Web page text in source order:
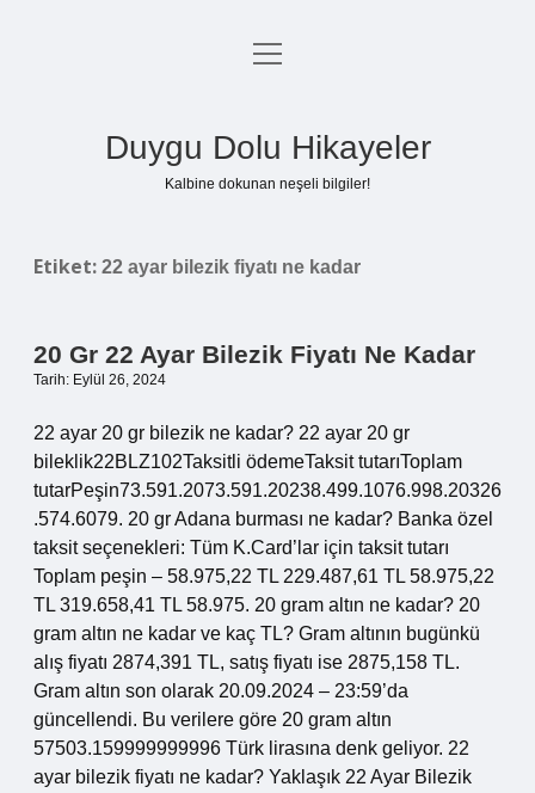
Anasayfa
menüyü
Duygu Dolu Hikayeler
Kalbine dokunan neşeli bilgiler!
Etiket: 22 ayar bilezik fiyatı ne kadar
20 Gr 22 Ayar Bilezik Fiyatı Ne Kadar
Tarih: Eylül 26, 2024
22 ayar 20 gr bilezik ne kadar? 22 ayar 20 gr
bileklik22BLZ102Taksitli ödemeTaksit tutarıToplam
tutarPeşin73.591.2073.591.20238.499.1076.998.20326
.574.6079. 20 gr Adana burması ne kadar? Banka özel
taksit seçenekleri: Tüm K.Card’lar için taksit tutarı
Toplam peşin – 58.975,22 TL 229.487,61 TL 58.975,22
TL 319.658,41 TL 58.975. 20 gram altın ne kadar? 20
gram altın ne kadar ve kaç TL? Gram altının bugünkü
alış fiyatı 2874,391 TL, satış fiyatı ise 2875,158 TL.
Gram altın son olarak 20.09.2024 – 23:59’da
güncellendi. Bu verilere göre 20 gram altın
57503.159999999996 Türk lirasına denk geliyor. 22
ayar bilezik fiyatı ne kadar? Yaklaşık 22 Ayar Bilezik